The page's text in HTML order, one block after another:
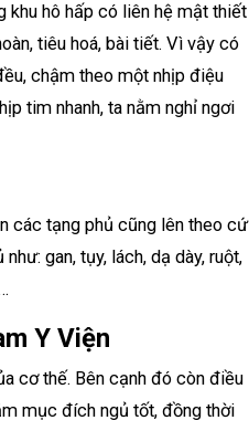
khu hô hấp có liên hệ mật thiết
tiêu hoá, bài tiết. Vì vậy có
chậm theo một nhịp điệu
tim nhanh, ta nằm nghỉ ngơi
các tạng phủ cũng lên theo cứ
gan, tụy, lách, dạ dày, ruột,
Y Viện
cơ thế. Bên cạnh đó còn điều
mục đích ngủ tốt, đồng thời